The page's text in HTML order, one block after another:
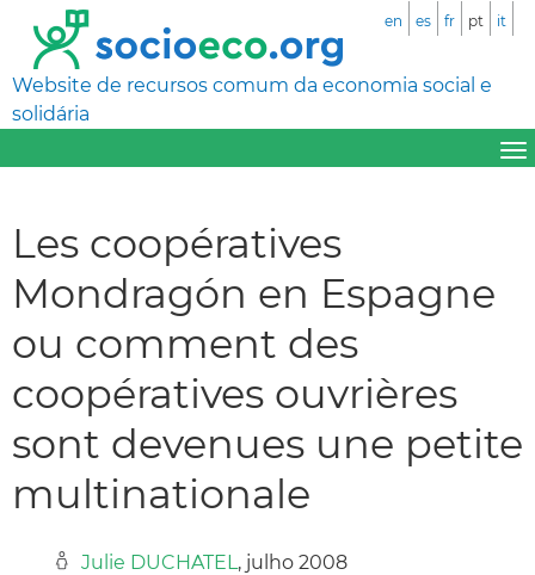
Website de recursos comum da economia social e
solidária
en es fr pt it
Les coopératives
Mondragón en Espagne
ou comment des
coopératives ouvrières
sont devenues une petite
multinationale
Julie DUCHATEL, julho 2008